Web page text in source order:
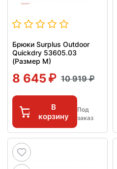
Брюки Surplus Outdoor
Quickdry 53605.03
(Размер M)
8 645 10 919
В
корзину
Под
заказ